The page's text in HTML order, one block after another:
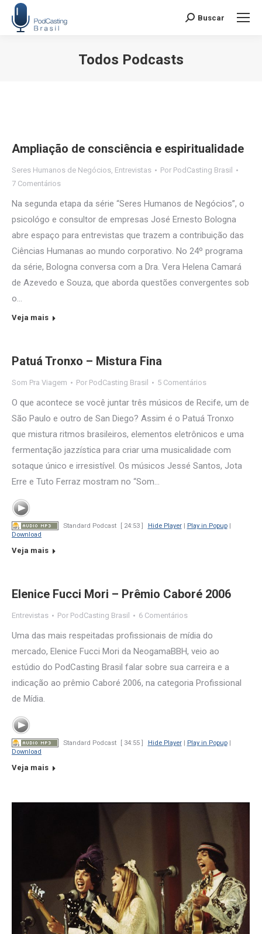
Search:
Buscar
Todos Podcasts
Ampliação de consciência e espiritualidade
Seres Humanos de Negócios, Entrevistas Por PodCasting Brasil
7 Comentários
Na segunda etapa da série “Seres Humanos de Negócios”, o
psicológo e consultor de empresas José Ernesto Bologna
abre espaço para entrevistas que trazem a contribuição das
Ciências Humanas ao mundo corporativo. No 24º programa
da série, Bologna conversa com a Dra. Vera Helena Camará
de Azevedo e Souza, que aborda questões convergentes sob
o…
Veja mais
Patuá Tronxo – Mistura Fina
Som Pra Viagem Por PodCasting Brasil 5 Comentários
O que acontece se você juntar três músicos de Recife, um de
São Paulo e outro de San Diego? Assim é o Patuá Tronxo
que mistura ritmos brasileiros, elementos eletrônicos e uma
fermentação jazzística para criar uma musicalidade com
sotaque único e irresistível. Os músicos Jessé Santos, Jota
Erre e Tuto Ferraz mostram no “Som…
Standard Podcast [ 24:53 ] Hide Player| Play in Popup|
Download
Veja mais
Elenice Fucci Mori – Prêmio Caboré 2006
Entrevistas Por PodCasting Brasil 6 Comentários
Uma das mais respeitadas profissionais de mídia do
mercado, Elenice Fucci Mori da NeogamaBBH, veio ao
estúdio do PodCasting Brasil falar sobre sua carreira e a
indicação ao prêmio Caboré 2006, na categoria Profissional
de Mídia.
Standard Podcast [ 34:55 ] Hide Player| Play in Popup|
Download
Veja mais